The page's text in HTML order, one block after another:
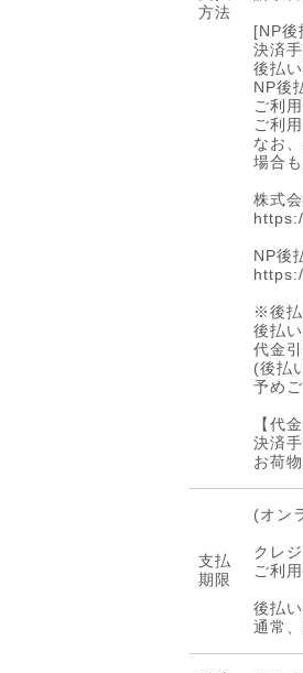
方法
[NP後
決済
後払
NP後
ご利
ご利
なお
場合
株式
NP後
※後払
後払
代金
(後払
予め
【代
決済
お荷
支払
期限
(オン
クレ
ご利
後払
通常